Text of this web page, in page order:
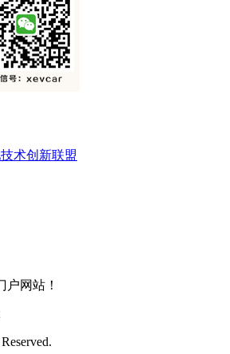
术创新联盟
户网站！